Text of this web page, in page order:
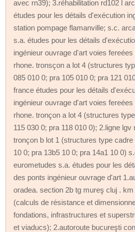
avec rn39); 3.réhabilitation rd102 l
études pour les détails d'exécution
station pompage flamanville; s.c.
s.a. études pour les détails
ingénieur ouvrage d'art voies
rhone. tronsçon a lot 4 (structures
085 010 0; pra 105 010 0; pra 121
france études pour les détails
ingénieur ouvrage d'art voies
rhone. tronçon a lot 4 (structures
115 030 0; pra 118 010 0); 2.ligne lgv
tronçon b lot 1 (structures type
10 0; pra 13b5 10 0; pra 14a1 10 0)
eurometudes s.a. études pour les
des ponts ingénieur ouvrage d'art
oradea. section 2b tg mureş cluj .
(calculs de résistance et
fondations, infrastructures et
et viaducs); 2.autoroute bucureşti